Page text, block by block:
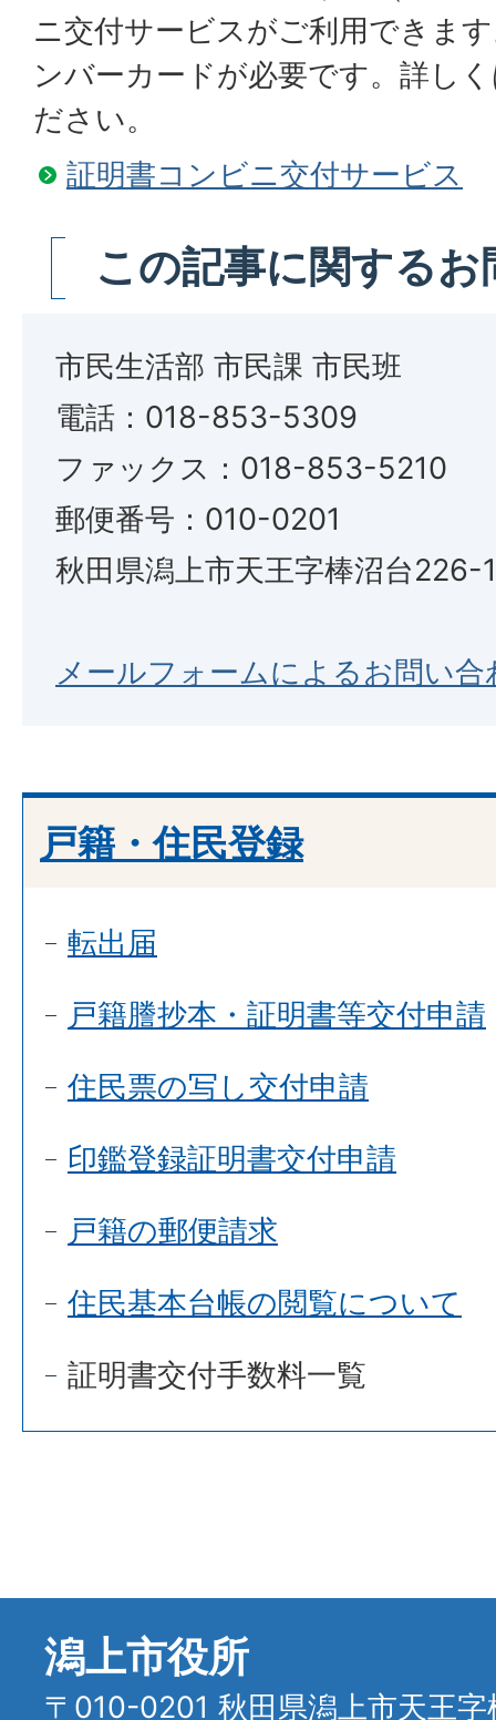
ニ交付サービスがご利用できま
ンバーカードが必要です。詳し
ださい。
証明書コンビニ交付サービス
この記事に関する
市民生活部 市民課 市民班
電話：018-853-5309
ファックス：018-853-5210
郵便番号：010-0201
秋田県潟上市天王字棒沼台226-1
メールフォームによるお問い合
戸籍・住民登録
転出届
戸籍謄抄本・証明書等交付申請
住民票の写し交付申請
印鑑登録証明書交付申請
戸籍の郵便請求
住民基本台帳の閲覧について
証明書交付手数料一覧
潟上市役所
〒010-0201 秋田県潟上市天王